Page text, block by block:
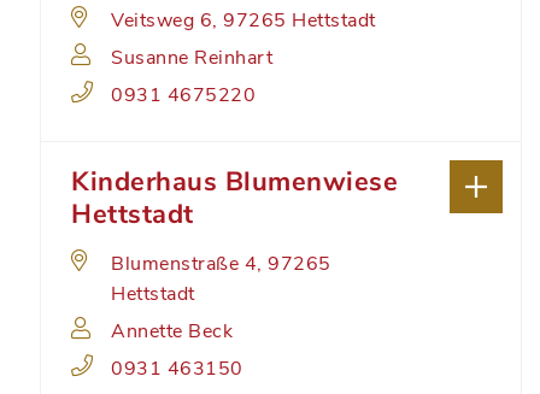
Veitsweg 6, 97265 Hettstadt
Susanne Reinhart
0931 4675220
Kinderhaus Blumenwiese
Hettstadt
Blumenstraße 4, 97265
Hettstadt
Annette Beck
0931 463150